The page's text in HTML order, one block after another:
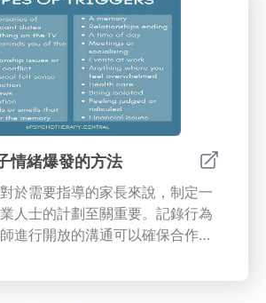
維能力，並增強他們的觀察能
展，戶外提供豐富的身體活動機
展所需的粗大運動技能。像攀爬
以鼓勵協調和平衡，同時使孩子
消耗能量。戶外冒險可以採取障
動的形式，使學習既有趣又有
社交技能，自然透過鼓勵兒童透
自然材料建造等互動活動來表達
而促進情感發展。這些經歷建立
在社會方面，戶外探索促進團隊
因為兒童在任務中合作並分享他
了他們的溝通能力。綜合多學科
一個整體教學工具，無縫整合各
、數學和藝術。在檢查生態系統
情緒爆發的方法
於需要指導的家長來說，制定一
人士的計劃至關重要。記錄行為
進行開放的溝通可以確保合作的
童中實現更好的情緒結果。---通
，父母和看護人可以營造一個支